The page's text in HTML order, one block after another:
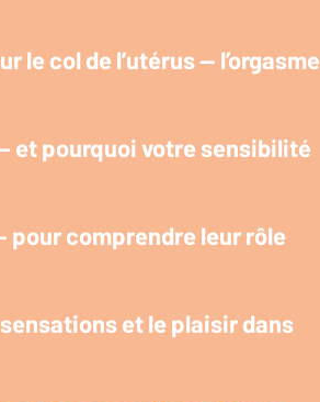
le col de l’utérus — l’orgasme
et pourquoi votre sensibilité
pour comprendre leur rôle
et le plaisir dans